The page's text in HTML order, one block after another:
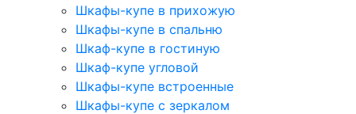
Шкафы-купе в прихожую
Шкафы-купе в спальню
Шкаф-купе в гостиную
Шкаф-купе угловой
Шкафы-купе встроенные
Шкафы-купе с зеркалом